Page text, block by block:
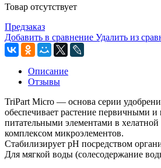
Товар отсутствует
Предзаказ
Добавить в сравнение Удалить из
Описание
Отзывы
TriPart Micro — основа серии
обеспечивает растение первичными
питательными элементами в
комплексом микроэлементов.
Стабилизирует pH посредством
Для мягкой воды (солесодержание